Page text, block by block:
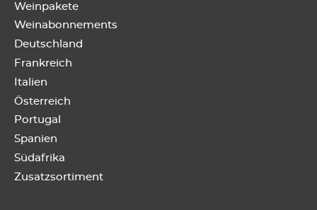
Weinpakete
Weinabonnements
Deutschland
Frankreich
Italien
Österreich
Portugal
Spanien
Südafrika
Zusatzsortiment